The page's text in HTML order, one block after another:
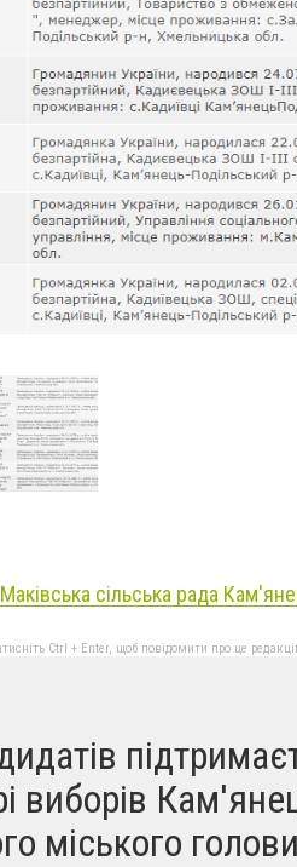
сільська рада
Ctrl + Enter, щоб повідомити про це
виборів
міського